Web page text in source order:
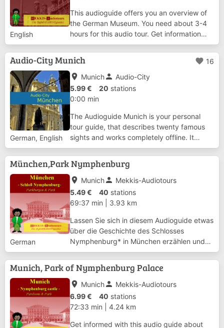
English
This audioguide offers you an overview of
the German Museum. You need about 3-4
hours for this audio tour. Get information
about the history of the museum and visit
with us 52 stations in the departments
Machines Electricity Shipping Chemistry...
Audio-City Munich favorite 16
German, English
place Munichperson Audio-City
5.99 €
20 stations
0:00 min
The Audioguide Munich is your personal
tour guide, that describes twenty famous
sights and works completely offline. It
comes with human speech, GPS-
Navigation, automatic sight recognition and
tour-recommendations. Who is on holiday in
Bavaria, ha...
München,Park Nymphenburg
German
place Munichperson Mekkis-Audiotours
5.49 €
40 stations
69:37 min
3.93 km
Lassen Sie sich in diesem Audioguide etwas
über die Geschichte des Schlosses
Nymphenburg* in München erzählen und
besuchen Sie die Parkburgen Amalienburg,
Badenburg und Pagodenburg, sowie die
Magdalenenklause. Die Audiotour dauert
ungefähr 2,5 Stu...
Munich, Park of Nymphenburg Palace
place Munichperson Mekkis-Audiotours
6.99 €
40 stations
72:33 min
4.24 km
Get informed with this audio guide about